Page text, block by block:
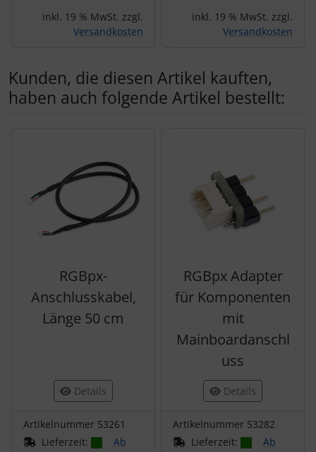
inkl. 19 % MwSt. zzgl.
Versandkosten
inkl. 19 % MwSt. zzgl.
Versandkosten
Kunden, die diesen Artikel kauften,
haben auch folgende Artikel bestellt:
RGBpx-
Anschlusskabel,
Länge 50 cm
Details
Artikelnummer 53261
Lieferzeit:
Ab
RGBpx Adapter
für Komponenten
mit
Mainboardanschl
uss
Details
Artikelnummer 53282
Lieferzeit:
Ab